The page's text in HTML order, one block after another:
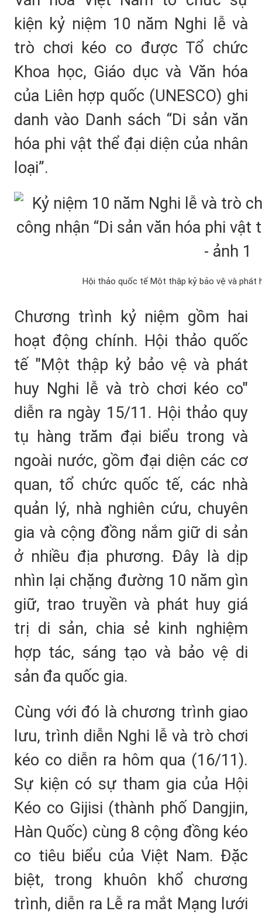
kiện kỷ niệm 10 năm Nghi lễ và
trò chơi kéo co được Tổ chức
Khoa học, Giáo dục và Văn hóa
của Liên hợp quốc (UNESCO) ghi
danh vào Danh sách “Di sản văn
hóa phi vật thể đại diện của nhân
loại”.
Hội thảo quốc tế Một thập kỷ bảo vệ và phát
Chương trình kỷ niệm gồm hai
hoạt động chính. Hội thảo quốc
tế "Một thập kỷ bảo vệ và phát
huy Nghi lễ và trò chơi kéo co"
diễn ra ngày 15/11. Hội thảo quy
tụ hàng trăm đại biểu trong và
ngoài nước, gồm đại diện các cơ
quan, tổ chức quốc tế, các nhà
quản lý, nhà nghiên cứu, chuyên
gia và cộng đồng nắm giữ di sản
ở nhiều địa phương. Đây là dịp
nhìn lại chặng đường 10 năm gìn
giữ, trao truyền và phát huy giá
trị di sản, chia sẻ kinh nghiệm
hợp tác, sáng tạo và bảo vệ di
sản đa quốc gia.
Cùng với đó là chương trình giao
lưu, trình diễn Nghi lễ và trò chơi
kéo co diễn ra hôm qua (16/11).
Sự kiện có sự tham gia của Hội
Kéo co Gijisi (thành phố Dangjin,
Hàn Quốc) cùng 8 cộng đồng kéo
co tiêu biểu của Việt Nam. Đặc
biệt, trong khuôn khổ chương
trình, diễn ra Lễ ra mắt Mạng lưới